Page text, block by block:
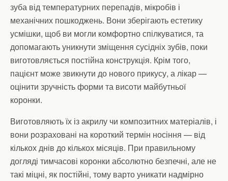
зуба від температурних перепадів, мікробів і
механічних пошкоджень. Вони зберігають естетику
усмішки, щоб ви могли комфортно спілкуватися, та
допомагають уникнути зміщення сусідніх зубів, поки
виготовляється постійна конструкція. Крім того,
пацієнт може звикнути до нового прикусу, а лікар —
оцінити зручність форми та висоти майбутньої
коронки.
Виготовляють їх із акрилу чи композитних матеріалів, і
вони розраховані на короткий термін носіння — від
кількох днів до кількох місяців. При правильному
догляді тимчасові коронки абсолютно безпечні, але не
такі міцні, як постійні, тому варто уникати надмірно